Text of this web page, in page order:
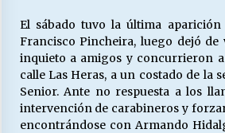
¿Asesores con doble
18/04/2026
Chile y sus segmentos
06/04/2026
El sábado tuvo la última
Francisco Pincheira, luego dejó de
inquieto a amigos y concurrieron
calle Las Heras, a un costado de la
Senior. Ante no respuesta a los
intervención de carabineros y
encontrándose con Armando